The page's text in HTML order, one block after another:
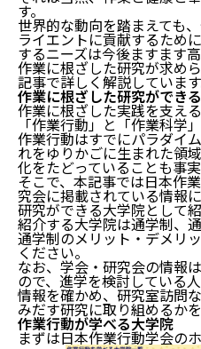
す。
世界的な動向を踏まえても
ライエントに貢献するため
するニーズは今後ますます
作業に根ざした研究が求め
記事で詳しく解説しています
作業に根ざした研究ができ
作業に根ざした実践を支え
「作業行動」と「作業科学
作業行動はすでにパラダイ
れをゆりかごに生まれた領
化をたどっていることも事
そこで、本記事では日本作
究会に掲載されている情報
研究ができる大学院として紹
紹介する大学院は通学制、
通学制のメリット・デメリ
ください。
なお、学会・研究会の情報
ので、進学を検討している
情報を確かめ、研究室訪問
みだす研究に取り組めるか
作業行動が学べる大学院
まずは日本作業行動学会の